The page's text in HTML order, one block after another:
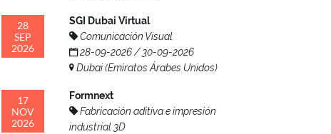
28
SEP
2026
SGI Dubai Virtual
Comunicación Visual
28-09-2026 / 30-09-2026
Dubai (Emiratos Árabes Unidos)
17
NOV
2026
Formnext
Fabricación aditiva e impresión
industrial 3D